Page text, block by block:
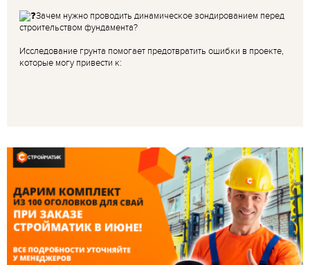
Зачем нужно проводить динамическое зондированием перед
строительством фундамента?
Исследование грунта помогает предотвратить ошибки в проекте,
которые могу привести к: